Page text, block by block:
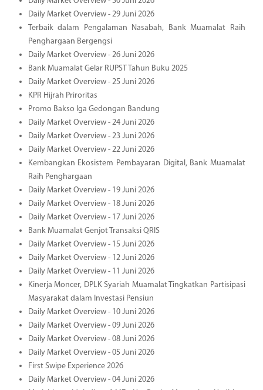
Daily Market Overview - 29 Juni 2026
Terbaik dalam Pengalaman Nasabah, Bank Muamalat Raih
Penghargaan Bergengsi
Daily Market Overview - 26 Juni 2026
Bank Muamalat Gelar RUPST Tahun Buku 2025
Daily Market Overview - 25 Juni 2026
KPR Hijrah Priroritas
Promo Bakso Iga Gedongan Bandung
Daily Market Overview - 24 Juni 2026
Daily Market Overview - 23 Juni 2026
Daily Market Overview - 22 Juni 2026
Kembangkan Ekosistem Pembayaran Digital, Bank Muamalat
Raih Penghargaan
Daily Market Overview - 19 Juni 2026
Daily Market Overview - 18 Juni 2026
Daily Market Overview - 17 Juni 2026
Bank Muamalat Genjot Transaksi QRIS
Daily Market Overview - 15 Juni 2026
Daily Market Overview - 12 Juni 2026
Daily Market Overview - 11 Juni 2026
Kinerja Moncer, DPLK Syariah Muamalat Tingkatkan Partisipasi
Masyarakat dalam Investasi Pensiun
Daily Market Overview - 10 Juni 2026
Daily Market Overview - 09 Juni 2026
Daily Market Overview - 08 Juni 2026
Daily Market Overview - 05 Juni 2026
First Swipe Experience 2026
Daily Market Overview - 04 Juni 2026